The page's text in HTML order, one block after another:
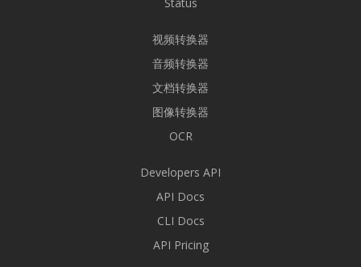
视频转换器
音频转换器
文档转换器
图像转换器
OCR
Developers API
API Docs
CLI Docs
API Pricing